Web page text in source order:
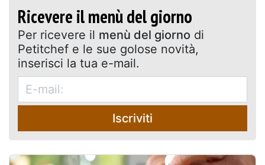
Ricevere il menù del giorno
Per ricevere il menù del giorno di
Petitchef e le sue golose novità,
inserisci la tua e-mail.
Iscriviti